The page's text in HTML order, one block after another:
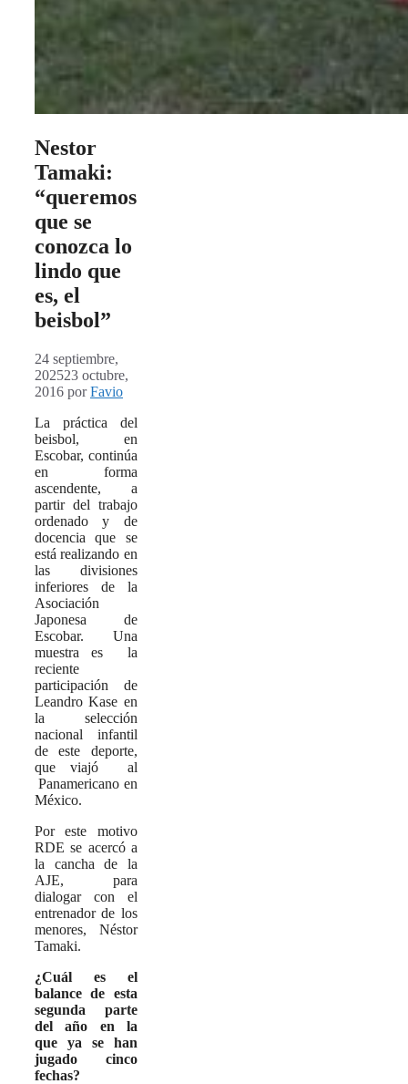
Nestor
Tamaki:
“queremos
que se
conozca lo
lindo que
es, el
beisbol”
24 septiembre,
202523 octubre,
2016 porFavio
La práctica del
beisbol, en
Escobar, continúa
en forma
ascendente, a
partir del trabajo
ordenado y de
docencia que se
está realizando en
las divisiones
inferiores de la
Asociación
Japonesa de
Escobar. Una
muestra es la
reciente
participación de
Leandro Kase en
la selección
nacional infantil
de este deporte,
que viajó al
Panamericano en
México.
Por este motivo
RDE se acercó a
la cancha de la
AJE, para
dialogar con el
entrenador de los
menores, Néstor
Tamaki.
¿Cuál es el
balance de esta
segunda parte
del año en la
que ya se han
jugado cinco
fechas?